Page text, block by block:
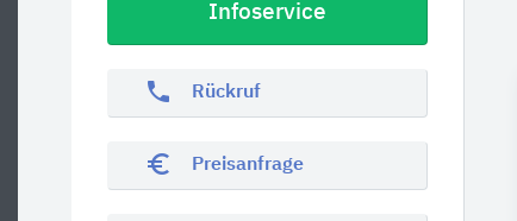
Infoservice
phone Rückruf
euro_symbol Preisanfrage